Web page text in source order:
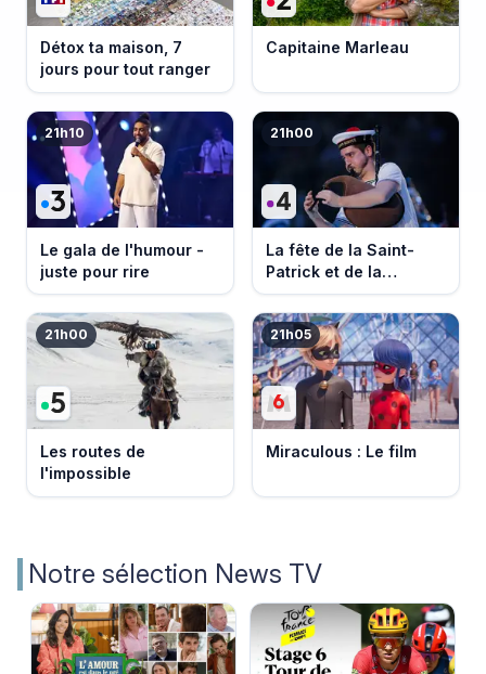
Détox ta maison, 7
jours pour tout ranger
Capitaine Marleau
21h10
Le gala de l'humour -
juste pour rire
21h00
La fête de la Saint-
Patrick et de la
Bretagne
21h00
Les routes de
l'impossible
21h05
Miraculous : Le film
Notre sélection News TV